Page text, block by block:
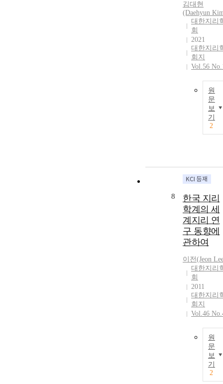
김대현
(Daehyun
대한지리
회
2021
대한지리
회지
Vol.56
원
문
보
기
2
8
한국 지리
학계의 세
계지리 연
구 동향에
관하여
이전(Jeon
대한지리
회
2011
대한지리
회지
Vol.46
원
문
보
기
2